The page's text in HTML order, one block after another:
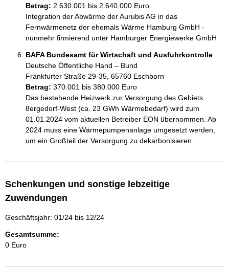
Betrag: 2.630.001 bis 2.640.000 Euro
Integration der Abwärme der Aurubis AG in das
Fernwärmenetz der ehemals Wärme Hamburg GmbH -
nunmehr firmierend unter Hamburger Energiewerke GmbH
BAFA Bundesamt für Wirtschaft und Ausfuhrkontrolle
Deutsche Öffentliche Hand – Bund
Frankfurter Straße 29-35, 65760 Eschborn
Betrag: 370.001 bis 380.000 Euro
Das bestehende Heizwerk zur Versorgung des Gebiets
8ergedorf-West (ca. 23 GWh Wärmebedarf) wird zum
01.01.2024 vom aktuellen Betreiber EON übernommen. Ab
2024 muss eine Wärmepumpenanlage umgesetzt werden,
Schenkungen und sonstige lebzeitige
Zuwendungen
Geschäftsjahr: 01/24 bis 12/24
Gesamtsumme:
0 Euro